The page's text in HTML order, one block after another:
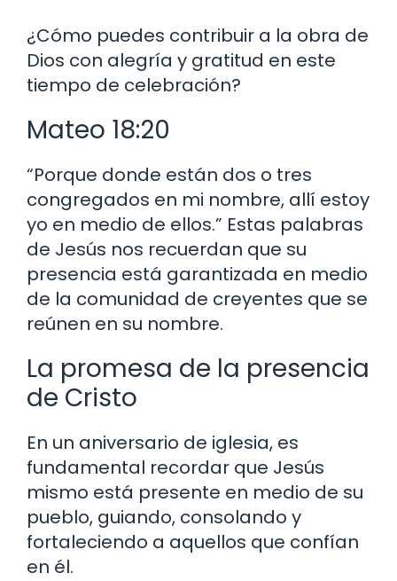
¿Cómo puedes contribuir a la obra de
Dios con alegría y gratitud en este
tiempo de celebración?
Mateo 18:20
“Porque donde están dos o tres
congregados en mi nombre, allí estoy
yo en medio de ellos.” Estas palabras
de Jesús nos recuerdan que su
presencia está garantizada en medio
de la comunidad de creyentes que se
reúnen en su nombre.
La promesa de la presencia
de Cristo
En un aniversario de iglesia, es
fundamental recordar que Jesús
mismo está presente en medio de su
pueblo, guiando, consolando y
fortaleciendo a aquellos que confían
en él.